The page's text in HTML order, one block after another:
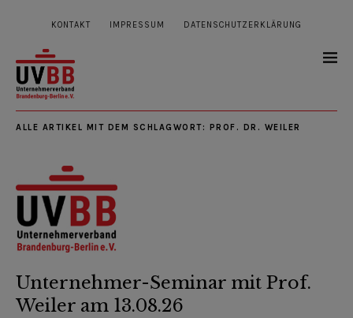
KONTAKT IMPRESSUM DATENSCHUTZERKLÄRUNG
ALLE ARTIKEL MIT DEM SCHLAGWORT: PROF. DR. WEILER
Unternehmer-Seminar mit Prof.
Weiler am 13.08.26